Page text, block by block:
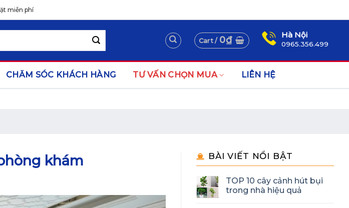
miễn phí
Cart / 0₫ Hà Nội
0965.356.499
CHĂM SÓC KHÁCH HÀNG TƯ VẤN CHỌN MUA LIÊN HỆ
khám BÀI VIẾT NỔI BẬT
TOP 10 cây cảnh hút bụi
trong nhà hiệu quả